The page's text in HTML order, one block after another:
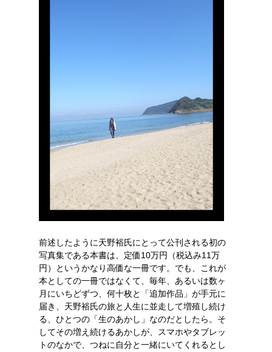
前述したように天野裕氏にとって公刊される初の
写真集である本書は、定価10万円（税込み11万
円）というかなり高価な一冊です。でも、これが
本としての一冊ではなくて、毎年、あるいは数ヶ
月にいちどずつ、何十枚と「追加作品」が手元に
届き、天野裕氏の旅と人生に並走して増殖し続け
る、ひとつの「生のあかし」なのだとしたら。そ
してその増え続けるあかしが、スマホやタブレッ
トのなかで、つねに自分と一緒にいてくれるとし